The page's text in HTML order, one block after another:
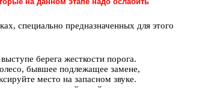
специально предназначенных для этого
берега жесткости порога.
бывшее подлежащее замене,
место на запасном звуке.